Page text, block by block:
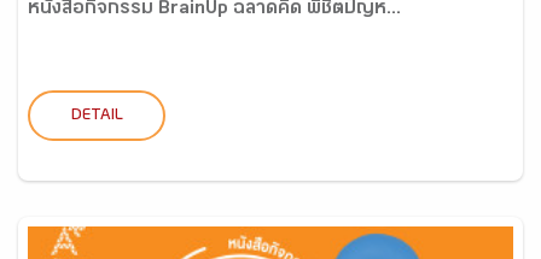
หนังสือกิจกรรม BrainUp ฉลาดคิด พิชิตปัญห...
DETAIL